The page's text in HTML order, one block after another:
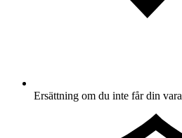
Ersättning om du inte får din vara